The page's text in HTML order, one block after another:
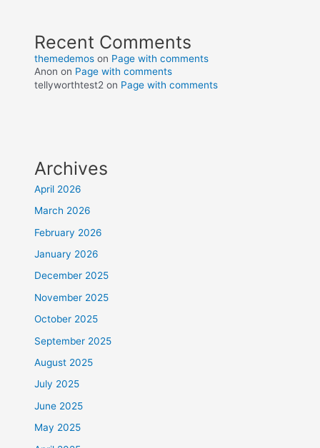
Recent Comments
themedemos on Page with comments
Anon on Page with comments
tellyworthtest2 on Page with comments
Archives
April 2026
March 2026
February 2026
January 2026
December 2025
November 2025
October 2025
September 2025
August 2025
July 2025
June 2025
May 2025